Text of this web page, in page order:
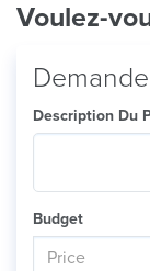
Voulez-
Description Du
Budget